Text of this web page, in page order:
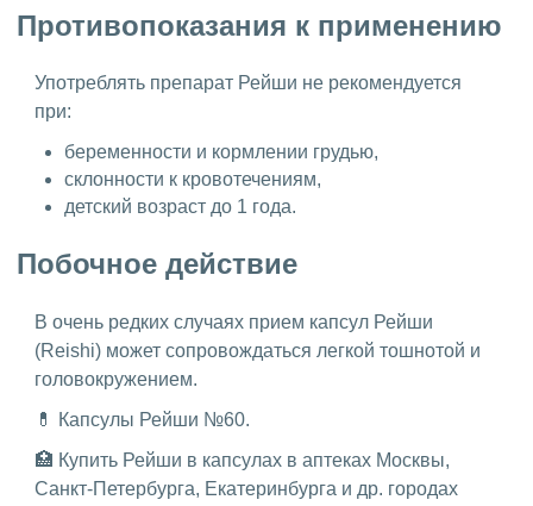
Противопоказания к применению
Употреблять препарат Рейши не рекомендуется
при:
беременности и кормлении грудью,
склонности к кровотечениям,
детский возраст до 1 года.
Побочное действие
В очень редких случаях прием капсул Рейши
(Reishi) может сопровождаться легкой тошнотой и
головокружением.
💊 Капсулы Рейши №60.
🏥 Купить Рейши в капсулах в аптеках Москвы,
Санкт-Петербурга, Екатеринбурга и др. городах